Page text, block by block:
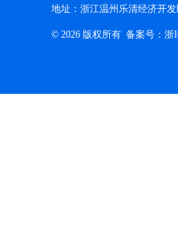
地址：浙江温州乐清经济开
© 2026 版权所有 备案号：浙